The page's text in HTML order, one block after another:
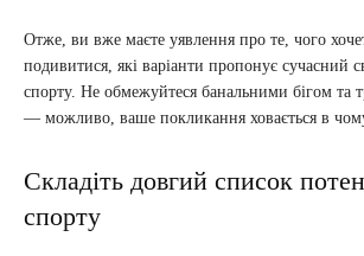
Отже, ви вже маєте уявлення про те, чого
подивитися, які варіанти пропонує сучасний
спорту. Не обмежуйтеся банальними бігом та
— можливо, ваше покликання ховається в
Складіть довгий список
спорту